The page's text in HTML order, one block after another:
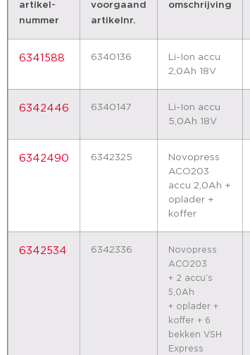
artikel-
nummer
voorgaand
artikelnr.
omschrijving
6341588 6340136
Li-Ion accu
2,0Ah 18V
6342446 6340147
Li-Ion accu
5,0Ah 18V
6342490 6342325
Novopress
ACO203
accu 2,0Ah +
oplader +
koffer
6342534 6342336
Novopress
ACO203
+ 2 accu’s
5,0Ah
+ oplader +
koffer + 6
bekken VSH
Express